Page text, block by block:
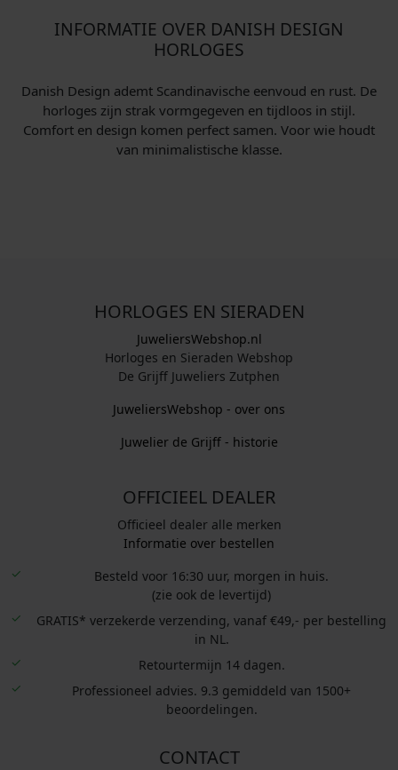
INFORMATIE OVER DANISH DESIGN
HORLOGES
Danish Design ademt Scandinavische eenvoud en rust. De
horloges zijn strak vormgegeven en tijdloos in stijl.
Comfort en design komen perfect samen. Voor wie houdt
van minimalistische klasse.
HORLOGES EN SIERADEN
JuweliersWebshop.nl
Horloges en Sieraden Webshop
De Grijff Juweliers Zutphen
JuweliersWebshop - over ons
Juwelier de Grijff - historie
OFFICIEEL DEALER
Officieel dealer alle merken
Informatie over bestellen
Besteld voor 16:30 uur, morgen in huis.
(zie ook de levertijd)
GRATIS* verzekerde verzending, vanaf €49,- per bestelling
in NL.
Retourtermijn 14 dagen.
Professioneel advies. 9.3 gemiddeld van 1500+
beoordelingen.
CONTACT